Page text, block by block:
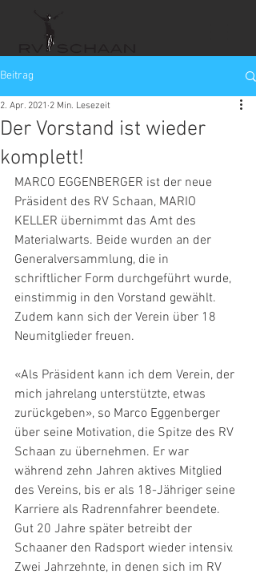
Beitrag
Der Vorstand ist wieder
komplett!
2. Apr. 2021 2 Min. Lesezeit
MARCO EGGENBERGER ist der neue
Präsident des RV Schaan, MARIO
KELLER übernimmt das Amt des
Materialwarts. Beide wurden an der
Generalversammlung, die in
schriftlicher Form durchgeführt wurde,
einstimmig in den Vorstand gewählt.
Zudem kann sich der Verein über 18
Neumitglieder freuen.
«Als Präsident kann ich dem Verein, der
mich jahrelang unterstützte, etwas
zurückgeben», so Marco Eggenberger
über seine Motivation, die Spitze des RV
Schaan zu übernehmen. Er war
während zehn Jahren aktives Mitglied
des Vereins, bis er als 18-Jähriger seine
Karriere als Radrennfahrer beendete.
Gut 20 Jahre später betreibt der
Schaaner den Radsport wieder intensiv.
Zwei Jahrzehnte, in denen sich im RV